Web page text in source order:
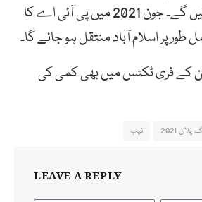
بھی اقدامات کیےجائیں گے۔ جون 2021 میں پی آئی اے کا
پر اسلام آباد منتقل ہو جائے گا۔
کے فری ٹکٹس میں بھی کمی کی
2021 نیب
LEAVE A REPLY